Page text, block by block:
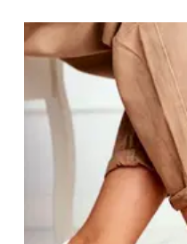
Išorinė medžiaga
Šiltas
Kulno aukštis
Bendras ilgis